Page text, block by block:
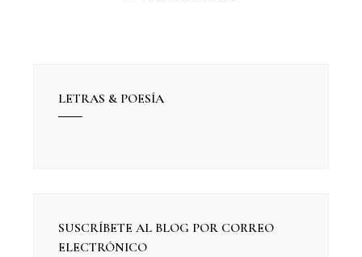
LETRAS & POESÍA
SUSCRÍBETE AL BLOG POR CORREO
ELECTRÓNICO